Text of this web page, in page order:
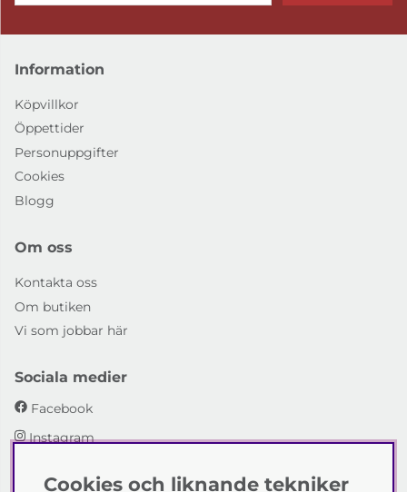
Information
Köpvillkor
Öppettider
Personuppgifter
Cookies
Blogg
Om oss
Kontakta oss
Om butiken
Vi som jobbar här
Sociala medier
Facebook
Instagram
Cookies och liknande tekniker